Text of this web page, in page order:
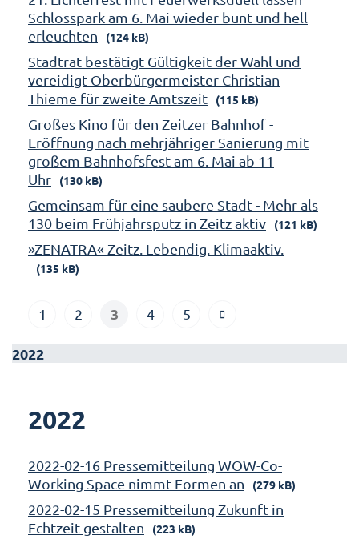
Schlosspark am 6. Mai wieder bunt und hell
erleuchten
(124 kB)
Stadtrat bestätigt Gültigkeit der Wahl und
vereidigt Oberbürgermeister Christian
Thieme für zweite Amtszeit
(115 kB)
Großes Kino für den Zeitzer Bahnhof -
Eröffnung nach mehrjähriger Sanierung mit
großem Bahnhofsfest am 6. Mai ab 11
Uhr
(130 kB)
Gemeinsam für eine saubere Stadt - Mehr als
130 beim Frühjahrsputz in Zeitz aktiv
(121 kB)
»ZENATRA« Zeitz. Lebendig. Klimaaktiv.
(135 kB)
1 2 3 4 5
2022
2022
2022-02-16 Pressemitteilung WOW-Co-
Working Space nimmt Formen an
(279 kB)
2022-02-15 Pressemitteilung Zukunft in
Echtzeit gestalten
(223 kB)